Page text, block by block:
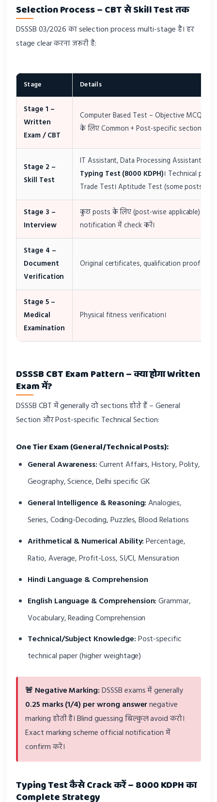
Selection Process – CBT से Skill Test तक
DSSSB 03/2026 का selection process multi-stage है। हर
stage clear करना जरूरी है:
Stage Details
Stage 1 –
Written
Exam / CBT
Computer Based Test – Objective MCQ।
के लिए Common + Post-specific sections।
Stage 2 –
Skill Test
IT Assistant, Data Processing Assistant,
Typing Test (8000 KDPH)। Technical
Trade Test। Aptitude Test (some posts)।
Stage 3 –
Interview
कुछ posts के लिए (post-wise applicable)।
notification में check करें।
Stage 4 –
Document
Verification
Original certificates, qualification proofs
Stage 5 –
Medical
Examination
Physical fitness verification।
DSSSB CBT Exam Pattern – क्या होगा Written
Exam में?
DSSSB CBT में generally दो sections होते हैं – General
Section और Post-specific Technical Section:
One Tier Exam (General/Technical Posts):
General Awareness:Current Affairs, History, Polity,
Geography, Science, Delhi specific GK
General Intelligence & Reasoning:Analogies,
Series, Coding-Decoding, Puzzles, Blood Relations
Arithmetical & Numerical Ability:Percentage,
Ratio, Average, Profit-Loss, SI/CI, Mensuration
Hindi Language & Comprehension
English Language & Comprehension:Grammar,
Vocabulary, Reading Comprehension
Technical/Subject Knowledge:Post-specific
technical paper (higher weightage)
🚨 Negative Marking:DSSSB exams में generally
0.25 marks (1/4) per wrong answernegative
marking होती है। Blind guessing बिल्कुल avoid करो।
Exact marking scheme official notification में
confirm करें।
Typing Test कैसे Crack करें – 8000 KDPH का
Complete Strategy